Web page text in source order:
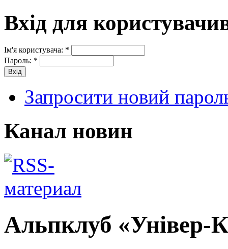
Вхід для
Ім'я користувача: *
Пароль: *
Запросити новий
Канал новин
Альпклуб